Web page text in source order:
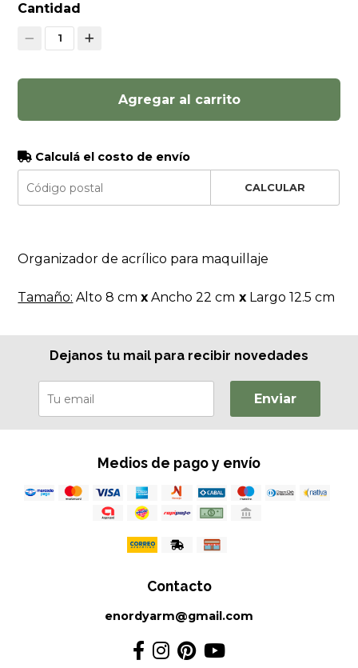
Cantidad
1
Agregar al carrito
Calculá el costo de envío
CALCULAR
Organizador de acrílico para maquillaje
Tamaño: Alto 8 cmx Ancho 22 cm x Largo 12.5 cm
Dejanos tu mail para recibir novedades
Enviar
Medios de pago y envío
Contacto
enordyarm@gmail.com